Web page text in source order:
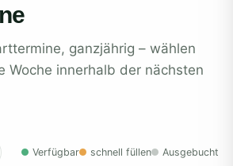
ganzjährig – wählen
Woche innerhalb der nächsten
Verfügbar schnell füllen Ausgebucht